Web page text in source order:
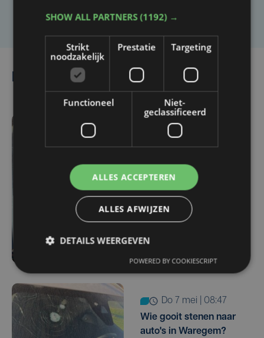
Lees ook
Minderjarige bekent
steengooien naar
voertuigen in Waregem
do 7 mei | 08:47
Wie gooit stenen naar
auto's in Waregem?
SHOW ALL PARTNERS(1192) →
Strikt
noodzakelijk
Prestatie Targeting
Functioneel
Niet-
geclassificeerd
ALLES ACCEPTEREN
ALLES AFWIJZEN
DETAILS WEERGEVEN
POWERED BY COOKIESCRIPT